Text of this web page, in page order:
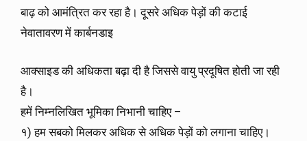
बाढ़ को आमंत्रित कर रहा है। दूसरे अधिक पेड़ों की कटाई
नेवातावरण में कार्बनडाइ
आक्साइड की अधिकता बढ़ा दी है जिससे वायु प्रदूषित होती जा रही
है।
हमें निम्नलिखित भूमिका निभानी चाहिए –
१) हम सबको मिलकर अधिक से अधिक पेड़ों को लगाना चाहिए।